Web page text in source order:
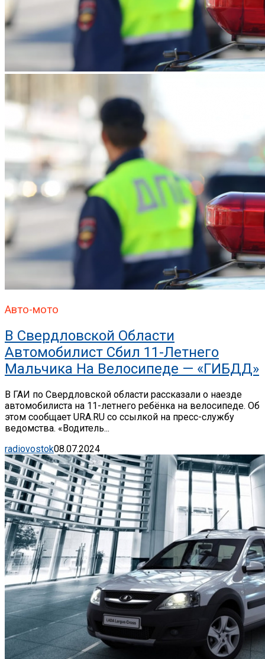
Авто-мото
В Свердловской Области
Автомобилист Сбил 11-Летнего
Мальчика На Велосипеде — «ГИБДД»
В ГАИ по Свердловской области рассказали о наезде
автомобилиста на 11-летнего ребёнка на велосипеде. Об
этом сообщает URA.RU со ссылкой на пресс-службу
ведомства. «Водитель...
radiovostok08.07.2024